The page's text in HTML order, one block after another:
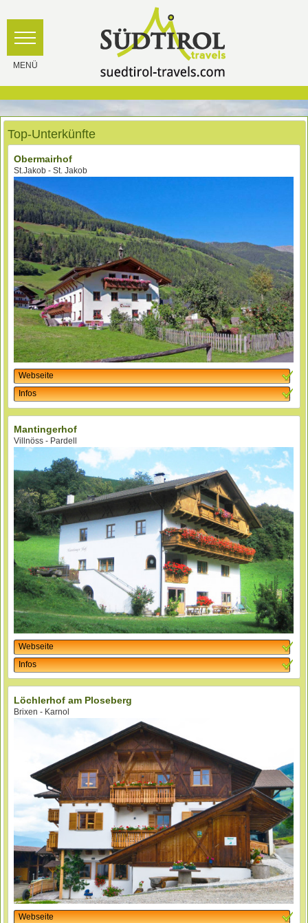
Top-Unterkünfte
Obermairhof
St.Jakob - St. Jakob
Webseite
Infos
Mantingerhof
Villnöss - Pardell
Webseite
Infos
Löchlerhof am Ploseberg
Brixen - Karnol
Webseite